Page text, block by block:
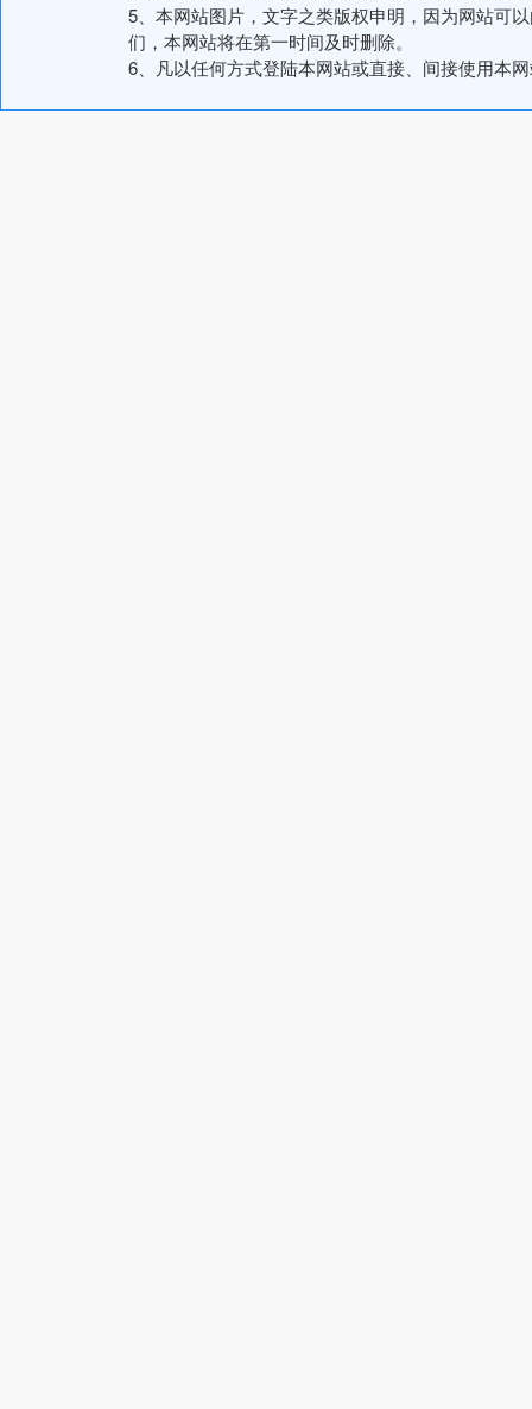
5、本网站图片，文字之类版权申明，因为网站可
们，本网站将在第一时间及时删除。
6、凡以任何方式登陆本网站或直接、间接使用本